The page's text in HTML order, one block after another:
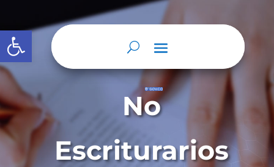
Abrir barra de herramientas
No
Escriturarios